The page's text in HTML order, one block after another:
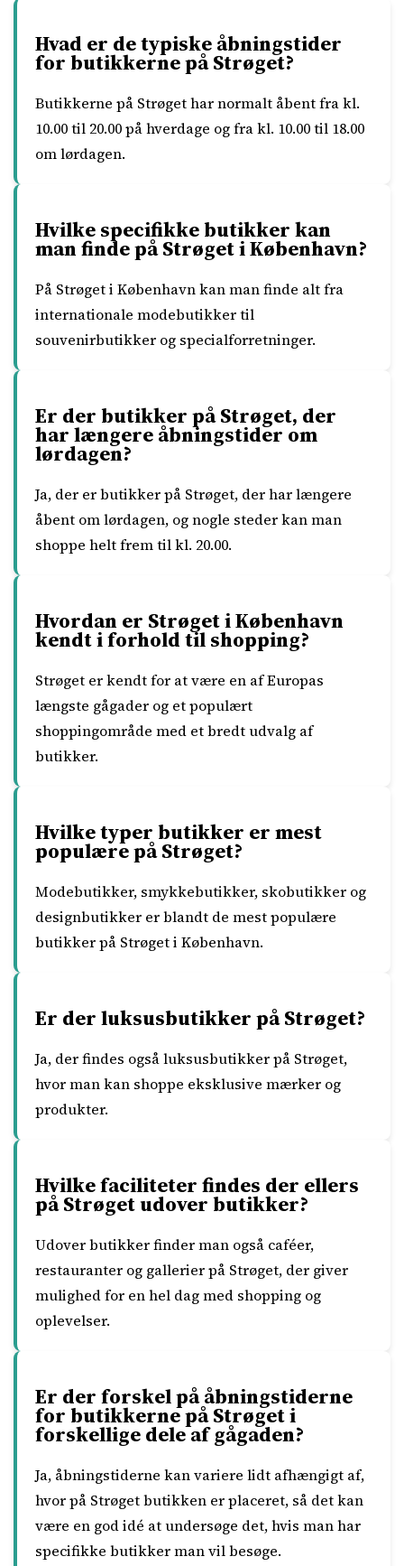
Hvad er de typiske åbningstider
for butikkerne på Strøget?
Butikkerne på Strøget har normalt åbent fra kl.
10.00 til 20.00 på hverdage og fra kl. 10.00 til 18.00
om lørdagen.
Hvilke specifikke butikker kan
man finde på Strøget i København?
På Strøget i København kan man finde alt fra
internationale modebutikker til
souvenirbutikker og specialforretninger.
Er der butikker på Strøget, der
har længere åbningstider om
lørdagen?
Ja, der er butikker på Strøget, der har længere
åbent om lørdagen, og nogle steder kan man
shoppe helt frem til kl. 20.00.
Hvordan er Strøget i København
kendt i forhold til shopping?
Strøget er kendt for at være en af Europas
længste gågader og et populært
shoppingområde med et bredt udvalg af
butikker.
Hvilke typer butikker er mest
populære på Strøget?
Modebutikker, smykkebutikker, skobutikker og
designbutikker er blandt de mest populære
butikker på Strøget i København.
Er der luksusbutikker på Strøget?
Ja, der findes også luksusbutikker på Strøget,
hvor man kan shoppe eksklusive mærker og
produkter.
Hvilke faciliteter findes der ellers
på Strøget udover butikker?
Udover butikker finder man også caféer,
restauranter og gallerier på Strøget, der giver
mulighed for en hel dag med shopping og
oplevelser.
Er der forskel på åbningstiderne
for butikkerne på Strøget i
forskellige dele af gågaden?
Ja, åbningstiderne kan variere lidt afhængigt af,
hvor på Strøget butikken er placeret, så det kan
være en god idé at undersøge det, hvis man har
specifikke butikker man vil besøge.